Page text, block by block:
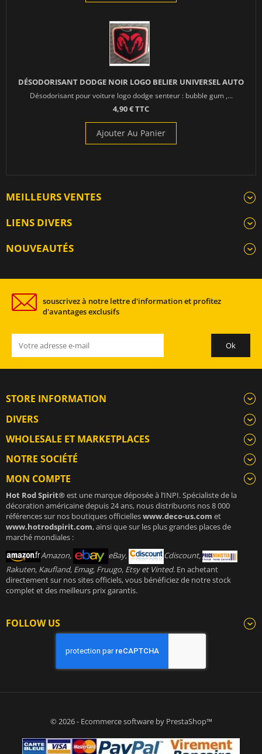
DÉSODORISANT DODGE NOIR LOGO BELIER UNIVERSEL AUTO
Désodorisant pour voiture logo dodge senteur : bubble gum ,...
4,90 € TTC
Ajouter Au Panier
MEILLEURS VENTES
LIENS DIVERS
NOUVEAUTÉS
souscrivez à notre lettre d'information et profitez
d'avantages exclusifs
STORE INFORMATION
DIVERS
WHOLESALE ET MARKETPLACES
NOTRE SOCIÉTÉ
MON COMPTE
Hot Rod Spirit®est une marque déposée à l’INPI. Spécialiste de la
décoration américaine depuis 24 ans, nous distribuons nos 8 000
références sur nos boutiques officielleswww.deco-us.com et
www.hotrodspirit.com, ainsi que sur les plus grandes places de
marché mondiales :
Amazon,
eBay,
Cdiscount,
Rakuten, Kaufland, Emag, Fruugo, Etsy et Vinted. En achetant
directement sur nos sites officiels, vous bénéficiez de notre stock
complet et des meilleurs prix garantis.
FOLLOW US
© 2026 - Ecommerce software by PrestaShop™